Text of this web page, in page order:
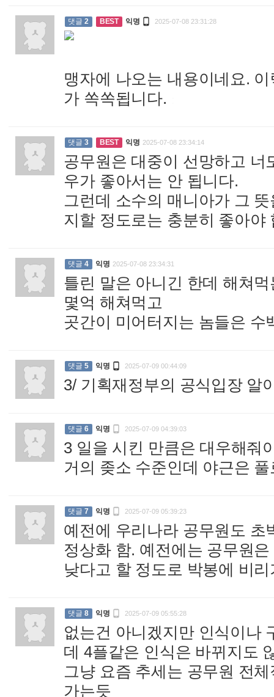
댓글 2 BEST 익명  2025-07-08 23:31:28
맹자에 나오는 내용이네요.
가 쏙쏙됩니다.
댓글 3 BEST 익명 2025-07-08 23:34:14
공무원은 대중이 선망하고
우가 좋아서는 안 됩니다.
그런데 소수의 매니아가 그
지할 정도로는 충분히 좋아야
댓글 4 익명 2025-07-08 23:34:31
틀린 말은 아니긴 한데 해쳐
몇억 해쳐먹고
곳간이 미어터지는 놈들은
댓글 5 익명  2025-07-09 00:44:09
3/ 기획재정부의 공식입장 알
댓글 6 익명  2025-07-09 04:39:03
3 일을 시킨 만큼은 대우해줘
거의 좆소 수준인데 야근은
댓글 7 익명  2025-07-09 05:39:23
예전에 우리나라 공무원도
정상화 함. 예전에는 공무원
낮다고 할 정도로 박봉에 비
댓글 8 익명  2025-07-09 05:55:28
없는건 아니겠지만 인식이나
데 4플같은 인식은 바뀌지도
그냥 요즘 추세는 공무원 전
가는듯